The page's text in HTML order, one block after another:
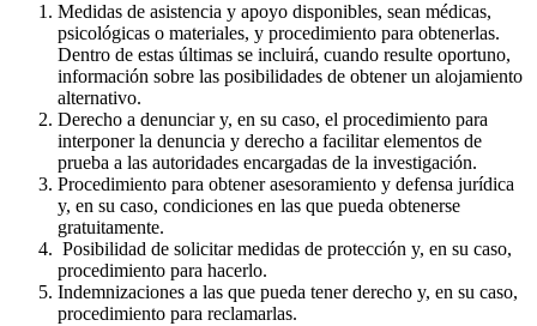
Medidas de asistencia y apoyo disponibles, sean médicas,
psicológicas o materiales, y procedimiento para obtenerlas.
Dentro de estas últimas se incluirá, cuando resulte oportuno,
información sobre las posibilidades de obtener un alojamiento
alternativo.
Derecho a denunciar y, en su caso, el procedimiento para
interponer la denuncia y derecho a facilitar elementos de
prueba a las autoridades encargadas de la investigación.
Procedimiento para obtener asesoramiento y defensa jurídica
y, en su caso, condiciones en las que pueda obtenerse
gratuitamente.
Posibilidad de solicitar medidas de protección y, en su caso,
procedimiento para hacerlo.
Indemnizaciones a las que pueda tener derecho y, en su caso,
procedimiento para reclamarlas.